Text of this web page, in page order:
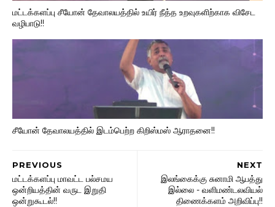
மட்டக்களப்பு சீயோன் தேவாலயத்தில் உயிர் நீத்த உறவுகளிற்காக விசேட
வழிபாடு!!
சீயோன் தேவாலயத்தில் இடம்பெற்ற கிறிஸ்மஸ் ஆராதனை!!
NEXT
இலங்கைக்கு சுனாமி ஆபத்து
இல்லை - வளிமண்டலவியல்
திணைக்களம் அறிவிப்பு!!
PREVIOUS
மட்டக்களப்பு மாவட்ட பல்சமய
ஒன்றியத்தின் வருட இறுதி
ஒன்றுகூடல்!!